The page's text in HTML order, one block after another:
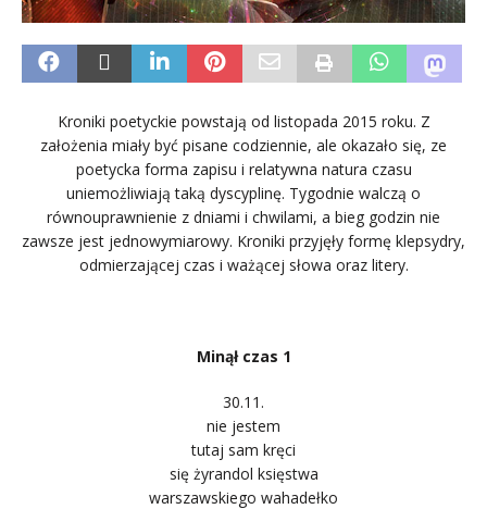
Kroniki poetyckie powstają od listopada 2015 roku. Z
założenia miały być pisane codziennie, ale okazało się, ze
poetycka forma zapisu i relatywna natura czasu
uniemożliwiają taką dyscyplinę. Tygodnie walczą o
równouprawnienie z dniami i chwilami, a bieg godzin nie
zawsze jest jednowymiarowy. Kroniki przyjęły formę klepsydry,
odmierzającej czas i ważącej słowa oraz litery.
Minął czas 1
30.11.
nie jestem
tutaj sam kręci
się żyrandol księstwa
warszawskiego wahadełko